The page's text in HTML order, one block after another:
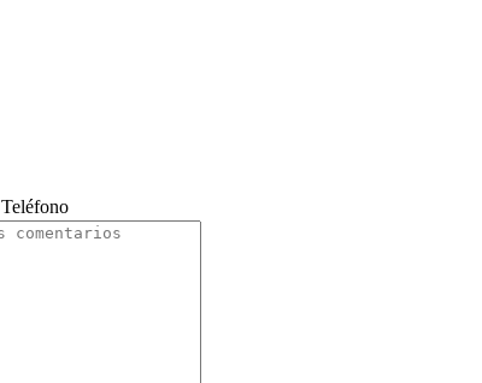
Teléfono